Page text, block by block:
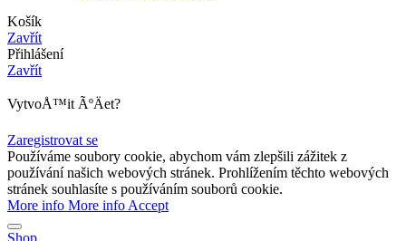
Košík
Zavřít
Přihlášení
Zavřít
VytvoÅ™it ÃºÄet?
Zaregistrovat se
Používáme soubory cookie, abychom vám zlepšili zážitek z
používání našich webových stránek. Prohlížením těchto webových
stránek souhlasíte s používáním souborů cookie.
More info More info Accept
Shop